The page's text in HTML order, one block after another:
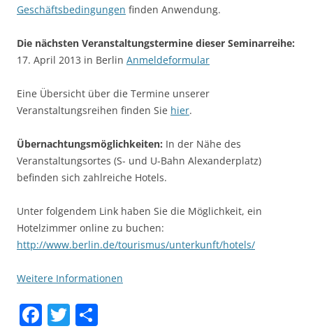
Geschäftsbedingungen finden Anwendung.
Die nächsten Veranstaltungstermine dieser Seminarreihe:
17. April 2013 in Berlin Anmeldeformular
Eine Übersicht über die Termine unserer
Veranstaltungsreihen finden Sie hier.
Übernachtungsmöglichkeiten: In der Nähe des
Veranstaltungsortes (S- und U-Bahn Alexanderplatz)
befinden sich zahlreiche Hotels.
Unter folgendem Link haben Sie die Möglichkeit, ein
Hotelzimmer online zu buchen:
http://www.berlin.de/tourismus/unterkunft/hotels/
Weitere Informationen
F T